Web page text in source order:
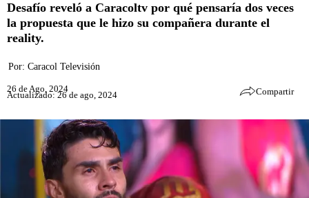
Desafío reveló a Caracoltv por qué pensaría dos veces
la propuesta que le hizo su compañera durante el
reality.
Por: Caracol Televisión
26 de Ago, 2024
Actualizado: 26 de ago, 2024 Compartir